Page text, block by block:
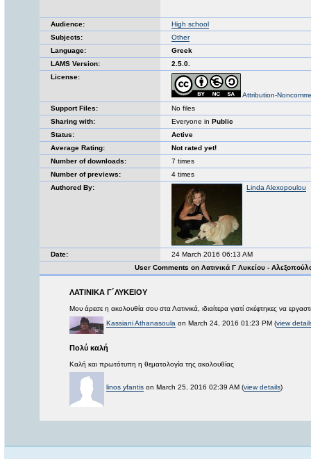
Audience:
High school
Subjects:
Other
Language:
Greek
LAMS Version:
2.5.0.
License:
Attribution-
Support Files:
No files
Sharing with:
Everyone in Public
Status:
Active
Average Rating:
Not rated yet!
Number of downloads:
7 times
Number of previews:
4 times
Authored By:
Linda Alexopoulou
Date:
24 March 2016 06:13 AM
User Comments on Λατινικά Γ Λυκείου -
ΛΑΤΙΝΙΚΑ Γ΄ΛΥΚΕΙΟΥ
Μου άρεσε η ακολουθία σου στα Λατινικά, ιδιαίτερα γιατί σκέφτηκες να
Kassiani Athanasoula on March 24, 2016 01:23 PM (view
Πολύ καλή
Καλή και πρωτότυπη η θεματολογία της ακολουθίας
linos yfantis on March 25, 2016 02:39 AM (view details)